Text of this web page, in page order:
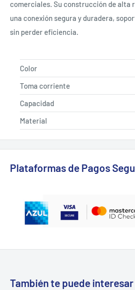
comerciales. Su construcción de alta
una conexión segura y duradera,
sin perder eficiencia.
Color
Toma corriente
Capacidad
Material
Plataformas de Pagos
También te puede interesar